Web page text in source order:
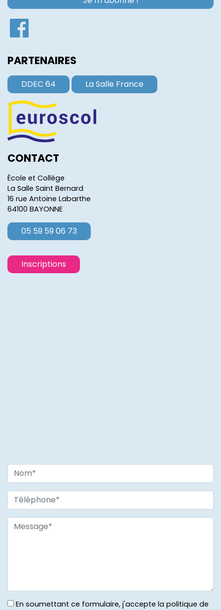
PARTENAIRES
DDEC 64 La Salle France
CONTACT
École et Collège
La Salle Saint Bernard
16 rue Antoine Labarthe
64100 BAYONNE
05 59 59 06 73
Inscriptions
En soumettant ce formulaire, j'accepte la politique de